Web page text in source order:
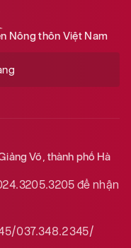
Nông thôn Việt Nam
Võ, thành phố Hà
để nhận
037.348.2345/